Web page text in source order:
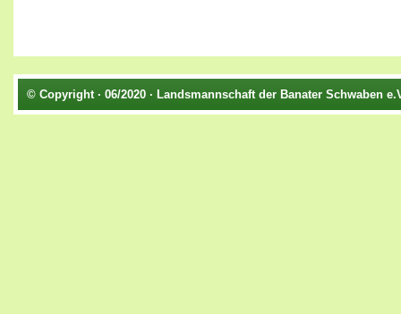
© Copyright · 06/2020 · Landsmannschaft der Banater Schwaben